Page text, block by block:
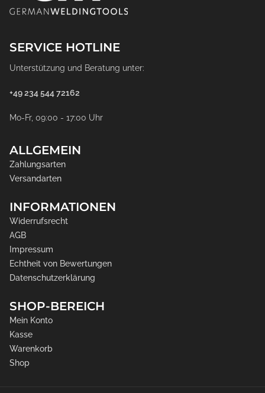
SERVICE HOTLINE
Unterstützung und Beratung unter:
+49 234 544 72162
Mo-Fr, 09:00 - 17:00 Uhr
ALLGEMEIN
Zahlungsarten
Versandarten
INFORMATIONEN
Widerrufsrecht
AGB
Impressum
Echtheit von Bewertungen
Datenschutzerklärung
SHOP-BEREICH
Mein Konto
Kasse
Warenkorb
Shop